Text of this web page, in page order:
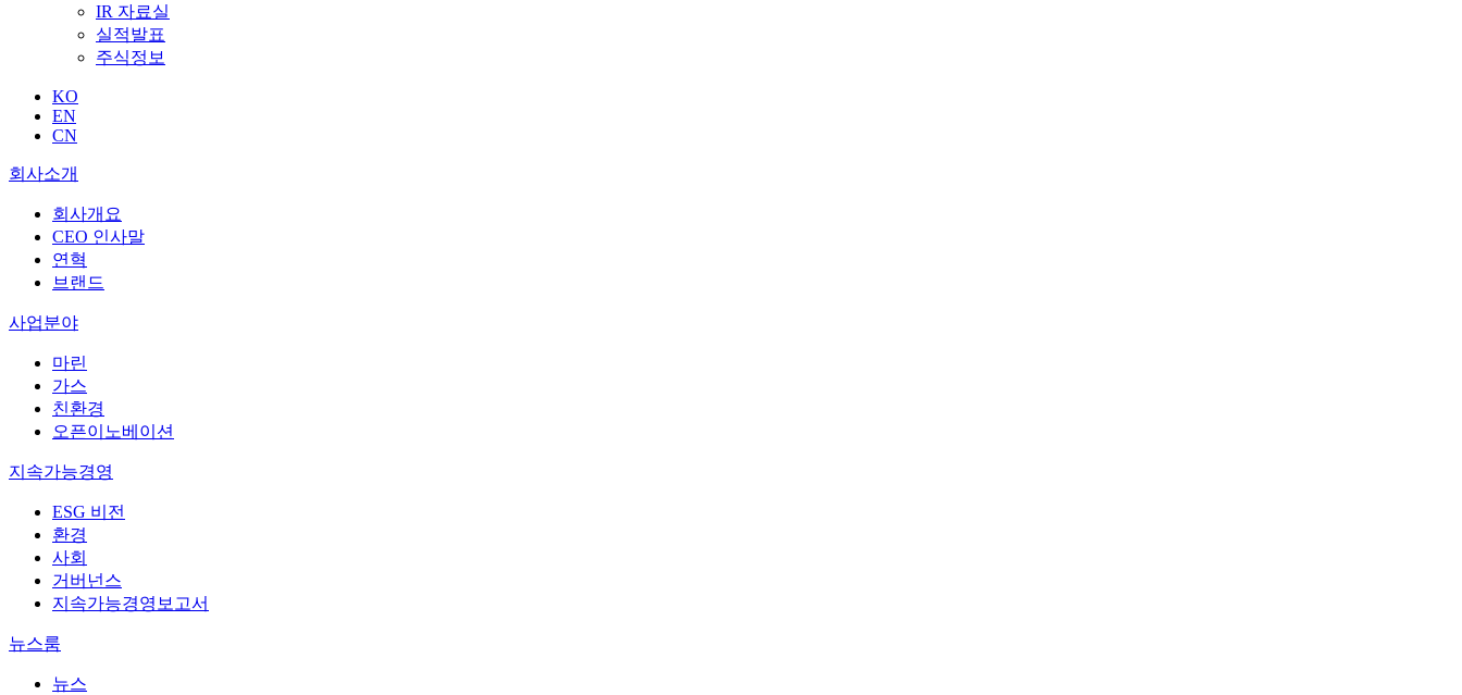
IR 자료실
실적발표
주식정보
KO
EN
CN
회사소개
회사개요
CEO 인사말
연혁
브랜드
사업분야
마린
가스
친환경
오픈이노베이션
지속가능경영
ESG 비전
환경
사회
거버넌스
지속가능경영보고서
뉴스룸
뉴스